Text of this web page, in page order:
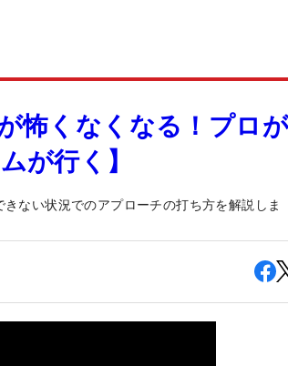
怖くなくなる！プロが
が行く】
ない状況でのアプローチの打ち方を解説しま